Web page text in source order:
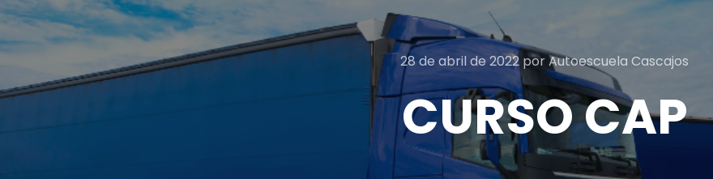
28 de abril de 2022porAutoescuela Cascajos
CURSO CAP